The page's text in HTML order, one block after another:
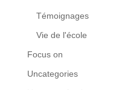
Témoignages
Vie de l'école
Focus on
Uncategories